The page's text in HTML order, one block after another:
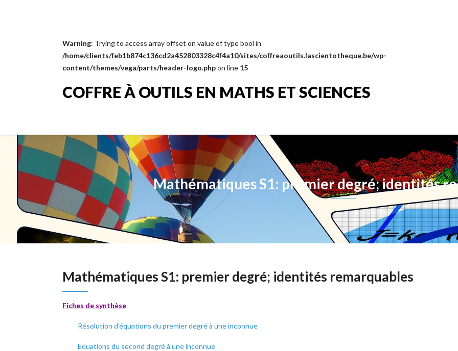
Warning: Trying to access array offset on value of type bool in
/home/clients/feb1b874c136cd2a452803328c4f4a10/sites/coffreaoutils.lascientotheque.be/wp-
content/themes/vega/parts/header-logo.phpon line 15
COFFRE À OUTILS EN MATHS ET SCIENCES
Mathématiques S1: premier degré; identités
Mathématiques S1: premier degré; identités remarquables
Fiches de synthèse
Résolution d’équations du premier degré à une inconnue
Equations du second degré à une inconnue